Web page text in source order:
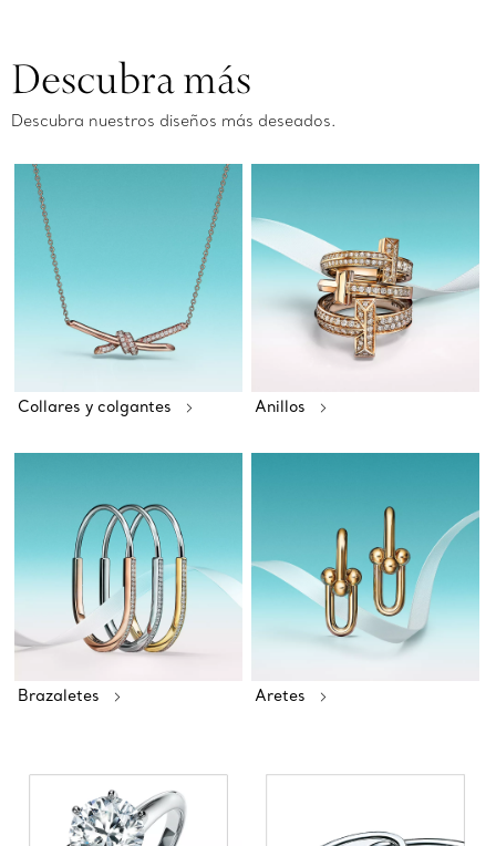
Descubra más
Descubra nuestros diseños más deseados.
Collares y colgantes Anillos
Brazaletes Aretes